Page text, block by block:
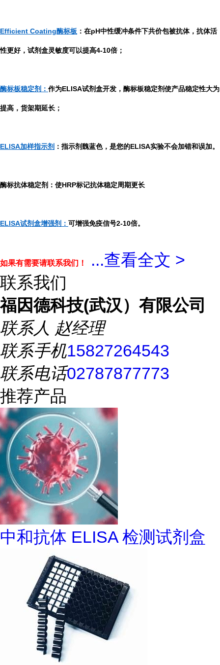
Efficient Coating酶标板 ：在pH中性缓冲条件下共价包被抗体，抗体活
性更好，试剂盒灵敏度可以提高4-10倍；
酶标板稳定剂： 作为ELISA试剂盒开发，酶标板稳定剂使产品稳定性大为
提高，货架期延长；
ELISA加样指示剂 ：指示剂魏蓝色，是您的ELISA实验不会加错和误加。
酶标抗体稳定剂：使HRP标记抗体稳定周期更长
ELISA试剂盒增强剂： 可增强免疫信号2-10倍。
如果有需要请联系我们！ ...查看全文 >
联系我们
福因德科技(武汉）有限公司
联系人 赵经理
联系手机15827264543
联系电话02787877773
推荐产品
中和抗体 ELISA 检测试剂盒